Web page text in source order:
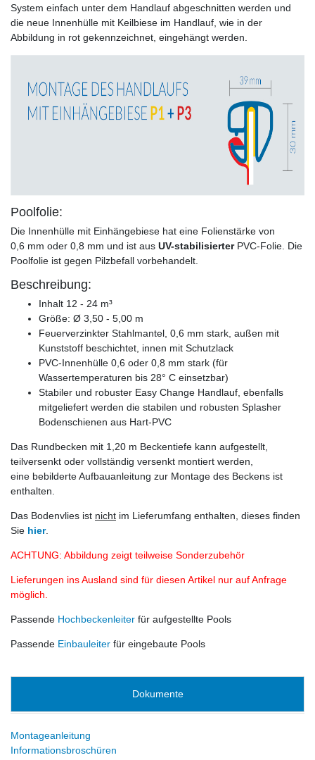
System einfach unter dem Handlauf abgeschnitten werden und
die neue Innenhülle mit Keilbiese im Handlauf, wie in der
Abbildung in rot gekennzeichnet, eingehängt werden.
Poolfolie:
Die Innenhülle mit Einhängebiese hat eine Folienstärke von
0,6 mm oder 0,8 mm und ist aus UV-stabilisierterPVC-Folie. Die
Poolfolie ist gegen Pilzbefall vorbehandelt.
Beschreibung:
Inhalt 12 - 24 m³
Größe: Ø 3,50 - 5,00 m
Feuerverzinkter Stahlmantel, 0,6 mm stark, außen mit
Kunststoff beschichtet, innen mit Schutzlack
PVC-Innenhülle 0,6 oder 0,8 mm stark (für
Wassertemperaturen bis 28° C einsetzbar)
Stabiler und robuster Easy Change Handlauf, ebenfalls
mitgeliefert werden die stabilen und robusten Splasher
Bodenschienen aus Hart-PVC
Das Rundbecken mit 1,20 m Beckentiefe kann aufgestellt,
teilversenkt oder vollständig versenkt montiert werden,
eine bebilderte Aufbauanleitung zur Montage des Beckens ist
enthalten.
Das Bodenvlies ist nicht im Lieferumfang enthalten, dieses finden
Sie hier.
ACHTUNG: Abbildung zeigt teilweise Sonderzubehör
Lieferungen ins Ausland sind für diesen Artikel nur auf Anfrage
möglich.
Passende Hochbeckenleiter für aufgestellte Pools
Passende Einbauleiter für eingebaute Pools
Dokumente
Montageanleitung
Informationsbroschüren